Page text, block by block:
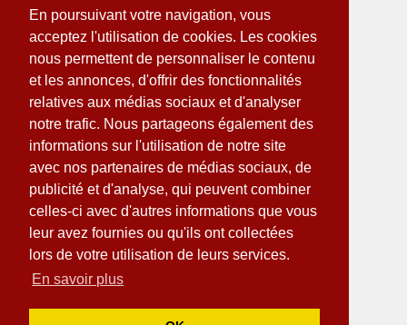
En poursuivant votre navigation, vous
acceptez l'utilisation de cookies. Les cookies
nous permettent de personnaliser le contenu
et les annonces, d'offrir des fonctionnalités
relatives aux médias sociaux et d'analyser
notre trafic. Nous partageons également des
informations sur l'utilisation de notre site
avec nos partenaires de médias sociaux, de
publicité et d'analyse, qui peuvent combiner
celles-ci avec d'autres informations que vous
leur avez fournies ou qu'ils ont collectées
lors de votre utilisation de leurs services.
En savoir plus